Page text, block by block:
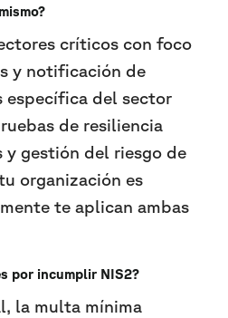
críticos con foco
y notificación de
específica del sector
de resiliencia
gestión del riesgo de
organización es
te aplican ambas
por incumplir NIS2?
la multa mínima